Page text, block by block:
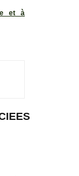
et à